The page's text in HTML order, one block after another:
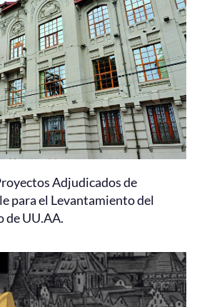
Adjudicados de
para el Levantamiento del
de UU.AA.